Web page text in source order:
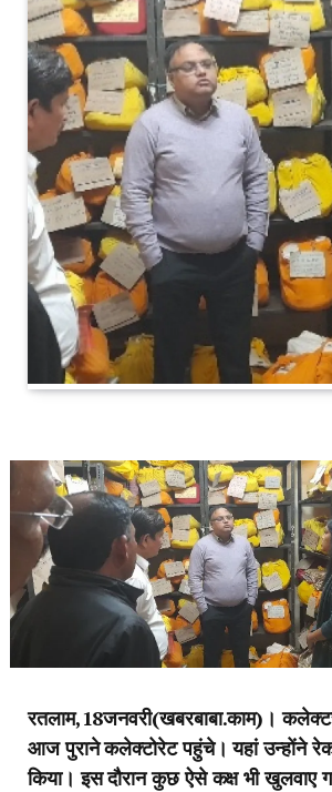
रतलाम,18जनवरी(खबरबाबा.काम)।
आज पुराने कलेक्टोरेट पहुंचे। यहां उन्होंने
किया। इस दौरान कुछ ऐसे कक्ष भी खुलवाए